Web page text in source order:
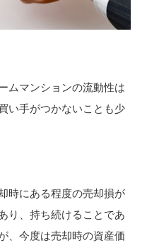
ムマンションの流動性は
い手がつかないことも少
時にある程度の売却損が
り、持ち続けることであ
、今度は売却時の資産価